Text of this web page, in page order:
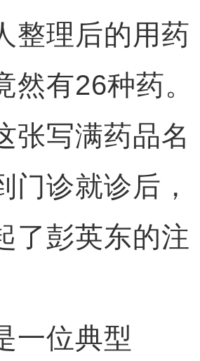
整理后的用药
然有26种药。
张写满药品名
门诊就诊后，
了彭英东的注
位典型